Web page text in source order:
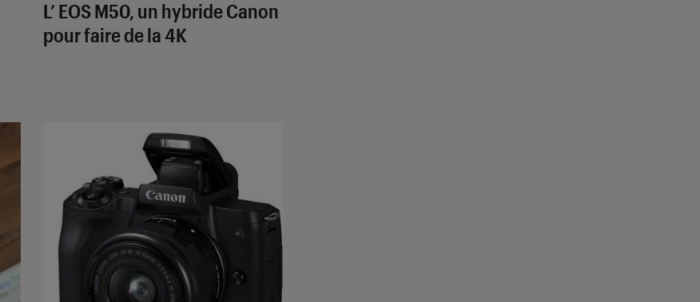
L’ EOS M50, un hybride Canon
pour faire de la 4K